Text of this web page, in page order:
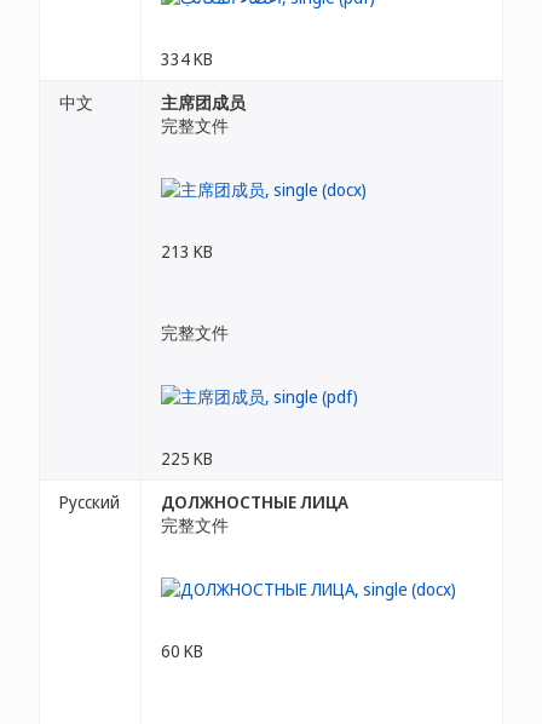
334 KB
中文
主席团成员
完整文件
213 KB
完整文件
225 KB
Русский
ДОЛЖНОСТНЫЕ ЛИЦА
完整文件
60 KB